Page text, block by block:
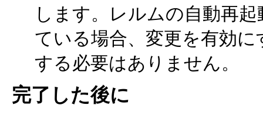
します。レルムの自動再
ている場合、変更を有効
する必要はありません。
完了した後に